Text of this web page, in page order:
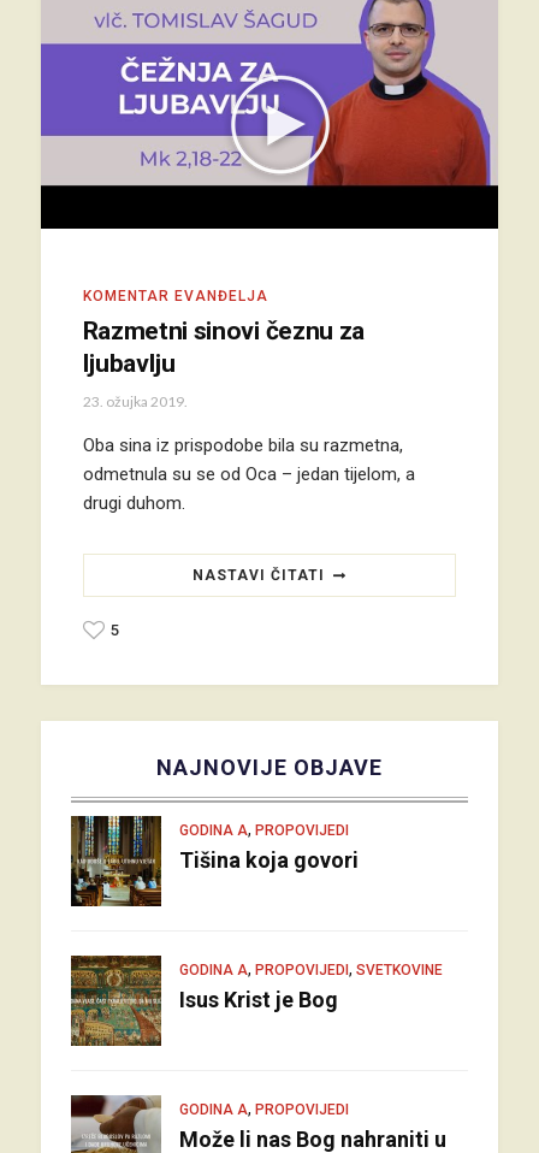
KOMENTAR EVANĐELJA
Razmetni sinovi čeznu za
ljubavlju
23. ožujka 2019.
Oba sina iz prispodobe bila su razmetna,
odmetnula su se od Oca – jedan tijelom, a
drugi duhom.
NASTAVI ČITATI
5
NAJNOVIJE OBJAVE
GODINA A, PROPOVIJEDI
Tišina koja govori
GODINA A, PROPOVIJEDI, SVETKOVINE
Isus Krist je Bog
GODINA A, PROPOVIJEDI
Može li nas Bog nahraniti u